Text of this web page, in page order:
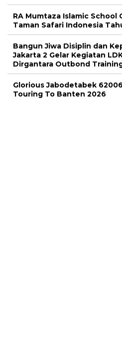
RA Mumtaza Islamic School
Taman Safari Indonesia
Bangun Jiwa Disiplin dan
Jakarta 2 Gelar Kegiatan
Dirgantara Outbond
Glorious Jabodetabek
Touring To Banten 2026